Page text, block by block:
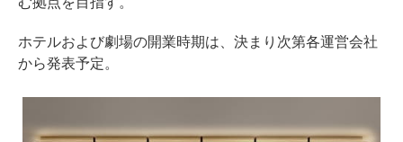
ホテルおよび劇場の開業時期は、決まり次第各運営会社
から発表予定。